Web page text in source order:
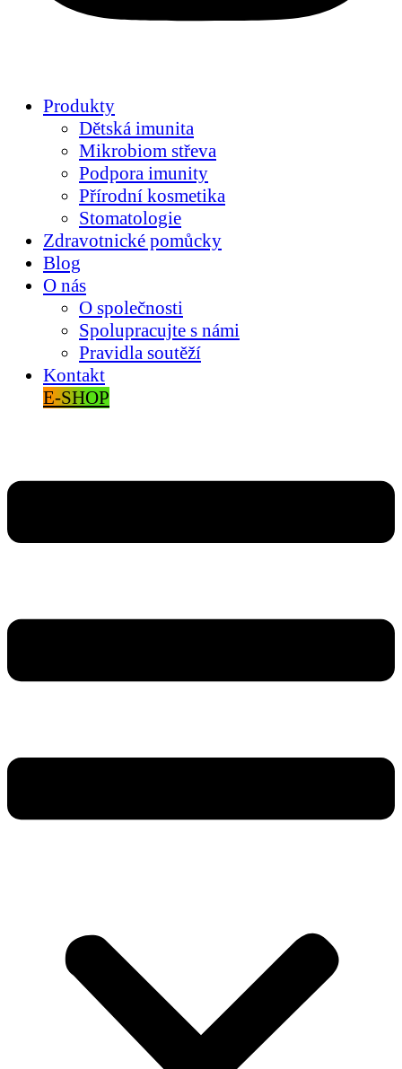
Produkty
Dětská imunita
Mikrobiom střeva
Podpora imunity
Přírodní kosmetika
Stomatologie
Zdravotnické pomůcky
Blog
O nás
O společnosti
Spolupracujte s námi
Pravidla soutěží
Kontakt
E-SHOP